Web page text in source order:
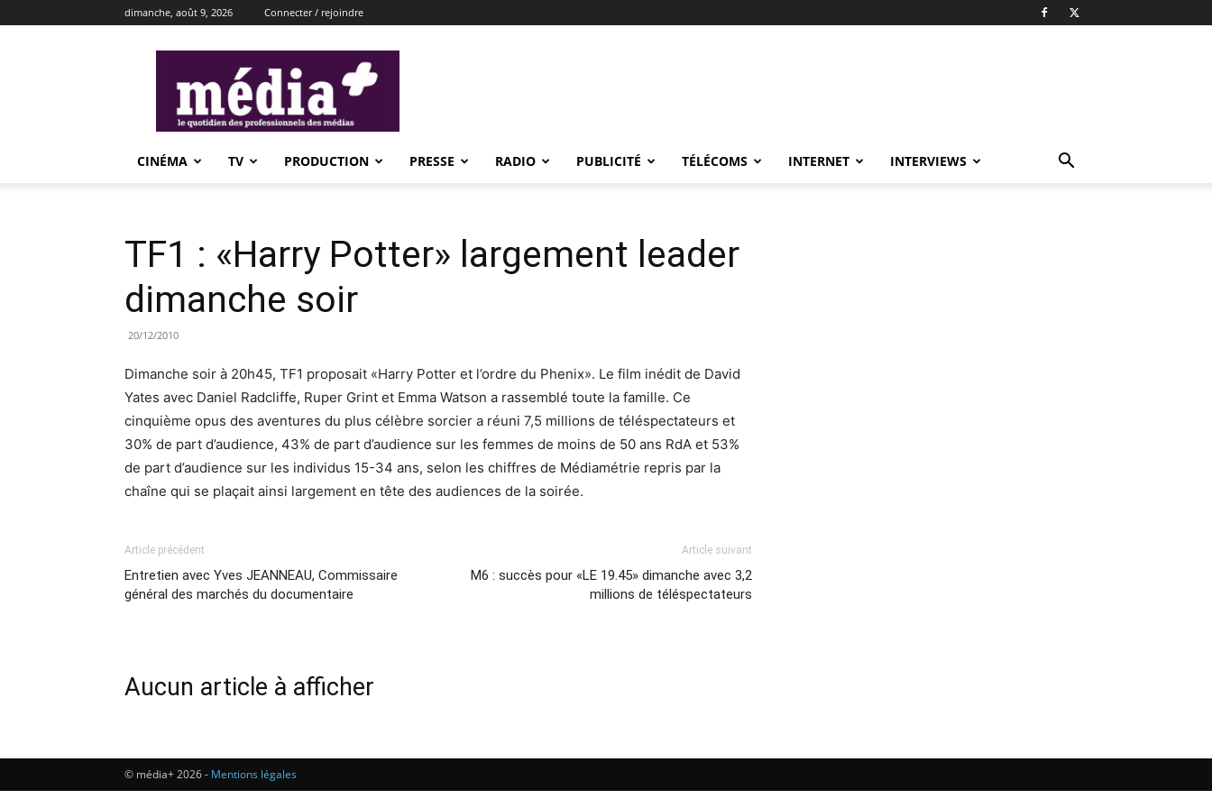
dimanche, août 9, 2026 Connecter / rejoindre
CINÉMA TV PRODUCTION PRESSE RADIO PUBLICITÉ TÉLÉCOMS INTERNET INTERVIEWS
TF1 : «Harry Potter» largement leader
dimanche soir
20/12/2010
Dimanche soir à 20h45, TF1 proposait «Harry Potter et l’ordre du Phenix». Le film inédit de David
Yates avec Daniel Radcliffe, Ruper Grint et Emma Watson a rassemblé toute la famille. Ce
cinquième opus des aventures du plus célèbre sorcier a réuni 7,5 millions de téléspectateurs et
30% de part d’audience, 43% de part d’audience sur les femmes de moins de 50 ans RdA et 53%
de part d’audience sur les individus 15-34 ans, selon les chiffres de Médiamétrie repris par la
chaîne qui se plaçait ainsi largement en tête des audiences de la soirée.
Article précédent
Entretien avec Yves JEANNEAU, Commissaire
général des marchés du documentaire
Article suivant
M6 : succès pour «LE 19.45» dimanche avec 3,2
millions de téléspectateurs
Aucun article à afficher
© média+ 2026 - Mentions légales